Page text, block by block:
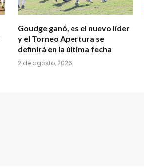
Goudge ganó, es el nuevo líder
y el Torneo Apertura se
definirá en la última fecha
2 de agosto, 2026